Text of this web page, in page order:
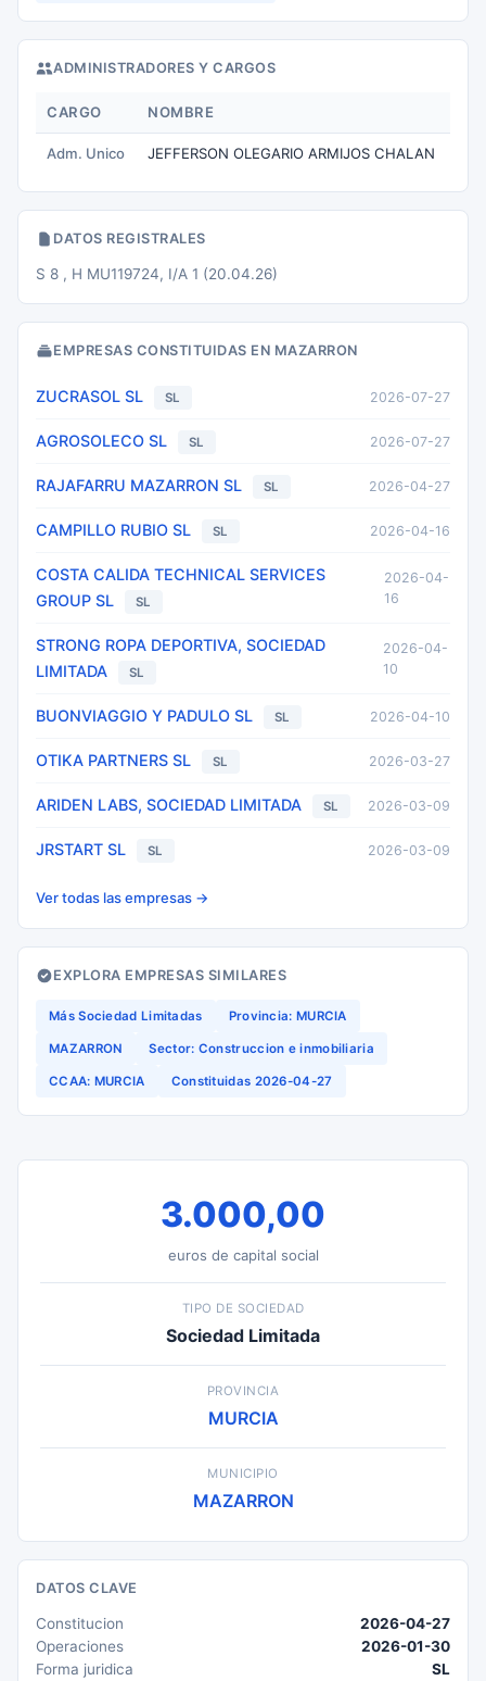
ADMINISTRADORES Y CARGOS
CARGO NOMBRE
Adm. Unico JEFFERSON OLEGARIO ARMIJOS CHALAN
DATOS REGISTRALES
S 8 , H MU119724, I/A 1 (20.04.26)
EMPRESAS CONSTITUIDAS EN MAZARRON
ZUCRASOL SL SL 2026-07-27
AGROSOLECO SL SL 2026-07-27
RAJAFARRU MAZARRON SL SL 2026-04-27
CAMPILLO RUBIO SL SL 2026-04-16
COSTA CALIDA TECHNICAL SERVICES
GROUP SL
SL
2026-04-
16
STRONG ROPA DEPORTIVA, SOCIEDAD
LIMITADA
SL
2026-04-
10
BUONVIAGGIO Y PADULO SL SL 2026-04-10
OTIKA PARTNERS SL SL 2026-03-27
ARIDEN LABS, SOCIEDAD LIMITADA SL 2026-03-09
JRSTART SL SL 2026-03-09
Ver todas las empresas →
EXPLORA EMPRESAS SIMILARES
Más Sociedad Limitadas Provincia: MURCIA
MAZARRON Sector: Construccion e inmobiliaria
CCAA: MURCIA Constituidas 2026-04-27
3.000,00
euros de capital social
TIPO DE SOCIEDAD
Sociedad Limitada
PROVINCIA
MURCIA
MUNICIPIO
MAZARRON
DATOS CLAVE
Constitucion
2026-04-27
Operaciones
2026-01-30
Forma juridica
SL